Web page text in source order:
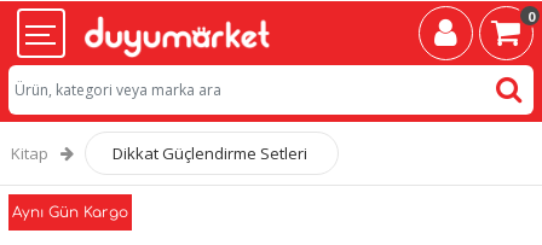
0
Kitap Dikkat Güçlendirme Setleri
Aynı Gün Kargo